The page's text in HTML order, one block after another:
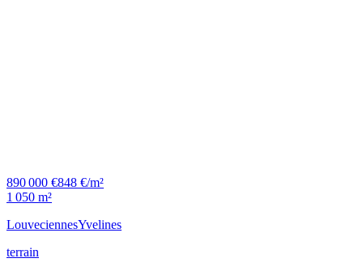
890 000 €848 €/m²
1 050 m²
LouveciennesYvelines
terrain